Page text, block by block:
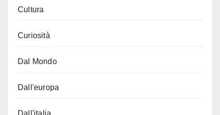
Cultura
Curiosità
Dal Mondo
Dall'europa